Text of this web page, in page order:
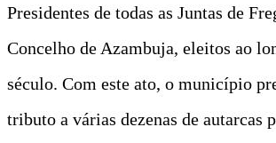
Presidentes de todas as Juntas de
Concelho de Azambuja, eleitos ao
século. Com este ato, o município
tributo a várias dezenas de autarcas